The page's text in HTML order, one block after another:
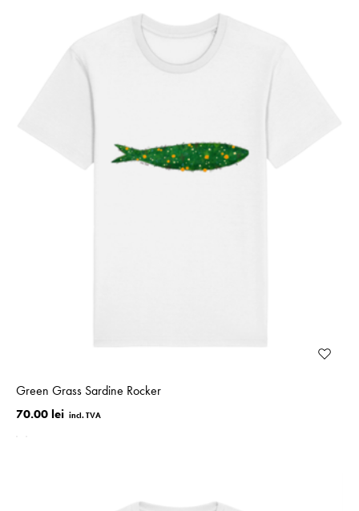
Green Grass Sardine Rocker
70.00 lei